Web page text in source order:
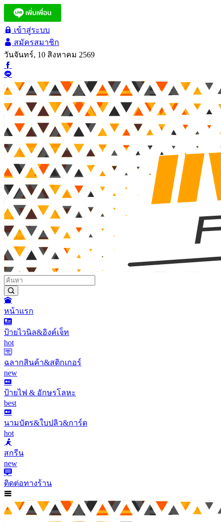
เข้าสู่ระบบ
สมัครสมาชิก
วันจันทร์, 10 สิงหาคม 2569
หน้าแรก
ป้ายไวนิล&อิงค์เจ็ท
hot
ฉลากสินค้า&สติกเกอร์
new
ป้ายไฟ & อักษรโลหะ
best
นามบัตร&ใบปลิว&การ์ด
hot
สกรีน
new
ติดต่อทางร้าน